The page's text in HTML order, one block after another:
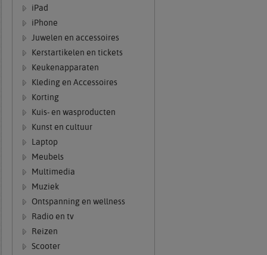
iPad
iPhone
Juwelen en accessoires
Kerstartikelen en tickets
Keukenapparaten
Kleding en Accessoires
Korting
Kuis- en wasproducten
Kunst en cultuur
Laptop
Meubels
Multimedia
Muziek
Ontspanning en wellness
Radio en tv
Reizen
Scooter